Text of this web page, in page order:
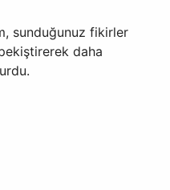
sunduğunuz fikirler
daha